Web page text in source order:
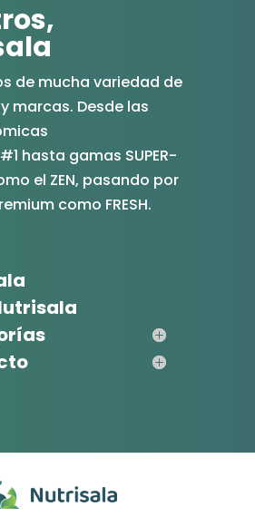
de mucha variedad de
marcas. Desde las
hasta gamas SUPER-
el ZEN, pasando por
como FRESH.